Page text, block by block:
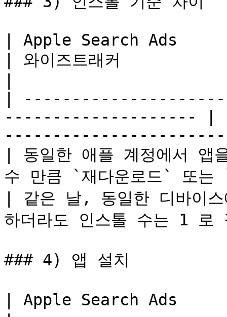
| Apple Search Ads
| 와이즈트래커
|
-------------------- |
| 동일한 애플 계정에서 앱
수 만큼 `재다운로드` 또는
| 같은 날, 동일한 디바이
하더라도 인스톨 수는 1 로
### 4) 앱 설치
| Apple Search Ads